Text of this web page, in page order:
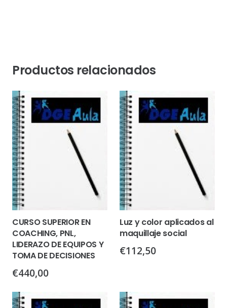
Productos relacionados
CURSO SUPERIOR EN
COACHING, PNL,
LIDERAZO DE EQUIPOS Y
TOMA DE DECISIONES
€440,00
Luz y color aplicados al
maquillaje social
€112,50